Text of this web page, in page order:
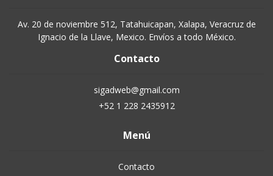
Av. 20 de noviembre 512, Tatahuicapan, Xalapa, Veracruz de
Ignacio de la Llave, Mexico. Envíos a todo México.
Contacto
sigadweb@gmail.com
+52 1 228 2435912
Menú
Contacto